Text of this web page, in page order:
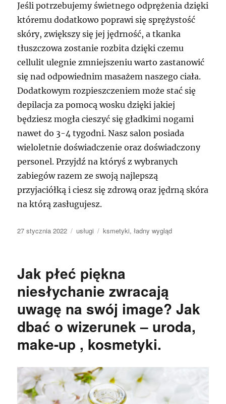
Jeśli potrzebujemy świetnego odprężenia dzięki
któremu dodatkowo poprawi się sprężystość
skóry, zwiększy się jej jędrność, a tkanka
tłuszczowa zostanie rozbita dzięki czemu
cellulit ulegnie zmniejszeniu warto zastanowić
się nad odpowiednim masażem naszego ciała.
Dodatkowym rozpieszczeniem może stać się
depilacja za pomocą wosku dzięki jakiej
będziesz mogła cieszyć się gładkimi nogami
nawet do 3-4 tygodni. Nasz salon posiada
wieloletnie doświadczenie oraz doświadczony
personel. Przyjdź na któryś z wybranych
zabiegów razem ze swoją najlepszą
przyjaciółką i ciesz się zdrową oraz jędrną skóra
na którą zasługujesz.
Data
27 stycznia 2022 Kategorie
usługi Tagi
ksmetyki,ładny wygląd
Jak płeć piękna
niesłychanie zwracają
uwagę na swój image? Jak
dbać o wizerunek – uroda,
make-up , kosmetyki.